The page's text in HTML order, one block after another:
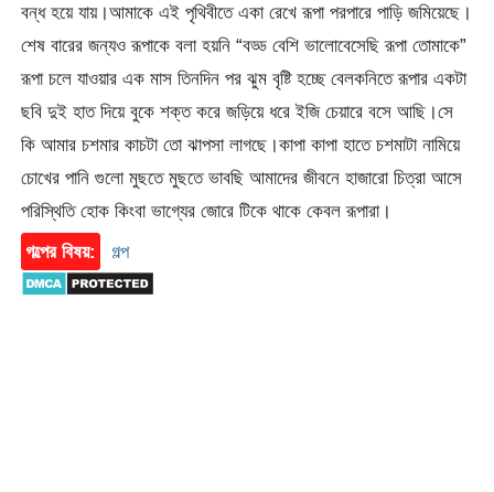
বন্ধ হয়ে যায়।আমাকে এই পৃথিবীতে একা রেখে রূপা পরপারে পাড়ি জমিয়েছে।
শেষ বারের জন্যও রূপাকে বলা হয়নি “বড্ড বেশি ভালোবেসেছি রূপা তোমাকে”
রূপা চলে যাওয়ার এক মাস তিনদিন পর ঝুম বৃষ্টি হচ্ছে বেলকনিতে রূপার একটা
ছবি দুই হাত দিয়ে বুকে শক্ত করে জড়িয়ে ধরে ইজি চেয়ারে বসে আছি।সে
কি আমার চশমার কাচটা তো ঝাপসা লাগছে।কাপা কাপা হাতে চশমাটা নামিয়ে
চোখের পানি গুলো মুছতে মুছতে ভাবছি আমাদের জীবনে হাজারো চিত্রা আসে
পরিস্থিতি হোক কিংবা ভাগ্যের জোরে টিকে থাকে কেবল রূপারা।
গল্পের বিষয়:
গল্প